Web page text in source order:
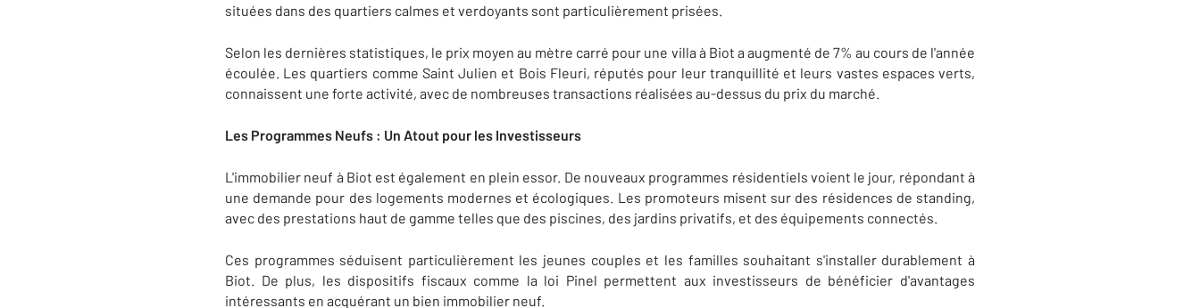
situées dans des quartiers calmes et verdoyants sont particulièrement prisées.
Selon les dernières statistiques, le prix moyen au mètre carré pour une villa à Biot a augmenté de 7% au cours de l'année
écoulée. Les quartiers comme Saint Julien et Bois Fleuri, réputés pour leur tranquillité et leurs vastes espaces verts,
connaissent une forte activité, avec de nombreuses transactions réalisées au-dessus du prix du marché.
Les Programmes Neufs : Un Atout pour les Investisseurs
L'immobilier neuf à Biot est également en plein essor. De nouveaux programmes résidentiels voient le jour, répondant à
une demande pour des logements modernes et écologiques. Les promoteurs misent sur des résidences de standing,
avec des prestations haut de gamme telles que des piscines, des jardins privatifs, et des équipements connectés.
Ces programmes séduisent particulièrement les jeunes couples et les familles souhaitant s'installer durablement à
Biot. De plus, les dispositifs fiscaux comme la loi Pinel permettent aux investisseurs de bénéficier d'avantages
intéressants en acquérant un bien immobilier neuf.